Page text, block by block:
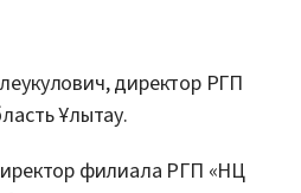
директор РГП
Ұлытау.
филиала РГП «НЦ